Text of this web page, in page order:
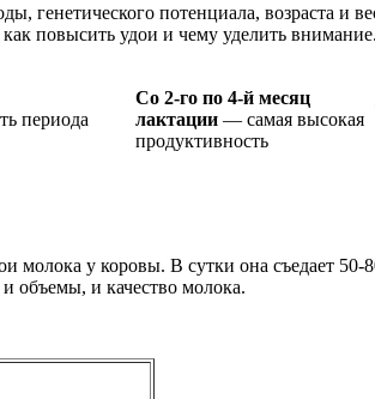
потенциала, возраста и
повысить удои и чему уделить внимание.
периода
Со 2-го по 4-й месяц
лактации― самая высокая
продуктивность
у коровы. В сутки она съедает 50-
объемы, и качество молока.